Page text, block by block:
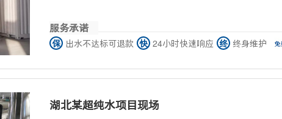
服务承诺
保 出水不达标可退款 快 24小时快速响应 终 终身维护
湖北某超纯水项目现场